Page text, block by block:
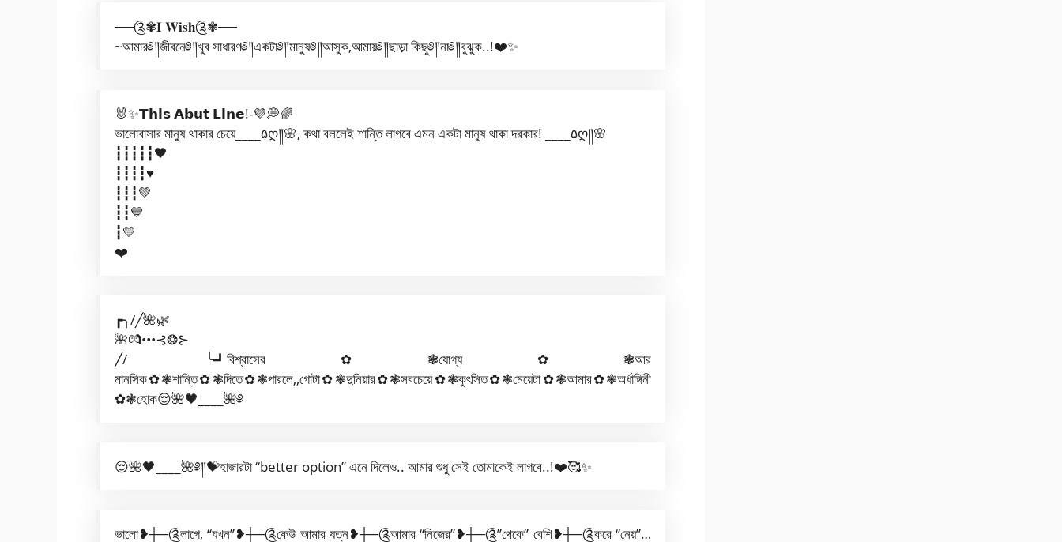
──༊✾𝐈 𝐖𝐢𝐬𝐡༊✾──
~আমার༅༎জীবনে༅༎খুব সাধারণ༅༎একটা༅༎মানুষ༅༎আসুক,আমায়༅༎ছাড়া কিছু༅༎না༅༎বুঝুক..!❤️✨
🐰✨𝗧𝗵𝗶𝘀 𝗔𝗯𝘂𝘁 𝗟𝗶𝗻𝗲!-💜💭🌈
ভালোবাসার মানুষ থাকার চেয়ে____۵ღ༎🌸, কথা বললেই শান্তি লাগবে এমন একটা মানুষ থাকা দরকার! ____۵ღ༎🌸
┇┇┇┇┇🖤
┇┇┇┇♥️
┇┇┇💚
┇┇💙
┇💛
❤️
┏╮/╱🌺🌿
🌺💏•••⊰❂⊱
╱/ ╰┛বিশ্বাসের✿❃যোগ্য✿❃আর
মানসিক✿❃শান্তি✿❃দিতে✿❃পারলে,,গোটা✿❃দুনিয়ার✿❃সবচেয়ে✿❃কুৎসিত✿❃মেয়েটা✿❃আমার✿❃অর্ধাঙ্গিনী
✿❃হোক😌🌺🖤____🌺༅
😌🌺🖤____🌺༅༎💝হাজারটা “better option” এনে দিলেও.. আমার শুধু সেই তোমাকেই লাগবে..!❤️🥰✨
ভালো❥┼─༊লাগে, “যখন”❥┼─༊কেউ আমার যত্ন❥┼─༊আমার “নিজের”❥┼─༊”থেকে” বেশি❥┼─༊করে “নেয়”…